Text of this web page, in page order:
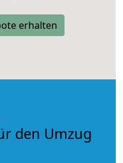
erhalten
den Umzug